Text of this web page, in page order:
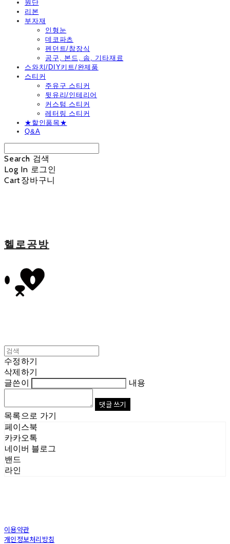
원단
리본
부자재
인형눈
데코파츠
펜던트/참장식
공구, 본드, 솜, 기타재료
스와치/DIY키트/완제품
스티커
주유구 스티커
뒷유리/인테리어
커스텀 스티커
레터링 스티커
★할인품목★
Q&A
Search 검색
Log In 로그인
Cart장바구니
헬로공방
수정하기
삭제하기
글쓴이
내용
댓글 쓰기
목록으로 가기
페이스북
카카오톡
네이버 블로그
밴드
라인
이용약관
개인정보처리방침